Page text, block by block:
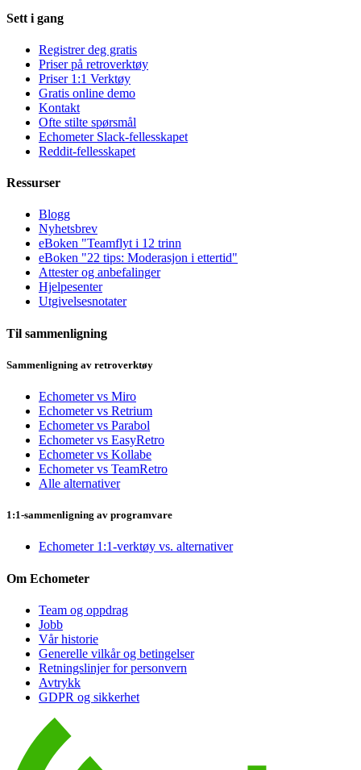
Sett i gang
Registrer deg gratis
Priser på retroverktøy
Priser 1:1 Verktøy
Gratis online demo
Kontakt
Ofte stilte spørsmål
Echometer Slack-fellesskapet
Reddit-fellesskapet
Ressurser
Blogg
Nyhetsbrev
eBoken "Teamflyt i 12 trinn
eBoken "22 tips: Moderasjon i ettertid"
Attester og anbefalinger
Hjelpesenter
Utgivelsesnotater
Til sammenligning
Sammenligning av retroverktøy
Echometer vs Miro
Echometer vs Retrium
Echometer vs Parabol
Echometer vs EasyRetro
Echometer vs Kollabe
Echometer vs TeamRetro
Alle alternativer
1:1-sammenligning av programvare
Echometer 1:1-verktøy vs. alternativer
Om Echometer
Team og oppdrag
Jobb
Vår historie
Generelle vilkår og betingelser
Retningslinjer for personvern
Avtrykk
GDPR og sikkerhet